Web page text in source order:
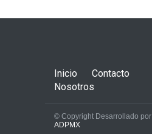
Inicio
Contacto
Nosotros
© Copyright Desarrollado por
ADPMX